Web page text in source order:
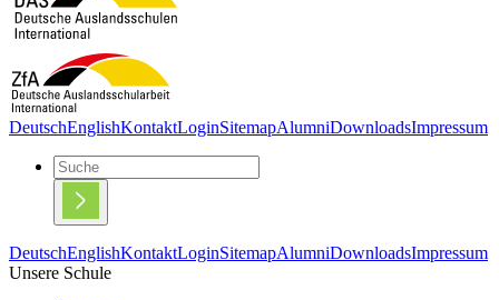
DeutschEnglishKontaktLoginSitemapAlumniDownloadsImpressum
DeutschEnglishKontaktLoginSitemapAlumniDownloadsImpressum
Unsere Schule